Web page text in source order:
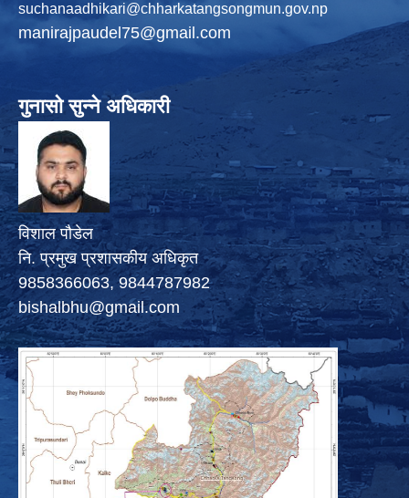
suchanaadhikari@chharkatangsongmun.gov.np
manirajpaudel75@gmail.com
गुनासो सुन्ने अधिकारी
विशाल पौडेल
नि. प्रमुख प्रशासकीय अधिकृत
9858366063, 9844787982
bishalbhu@gmail.com